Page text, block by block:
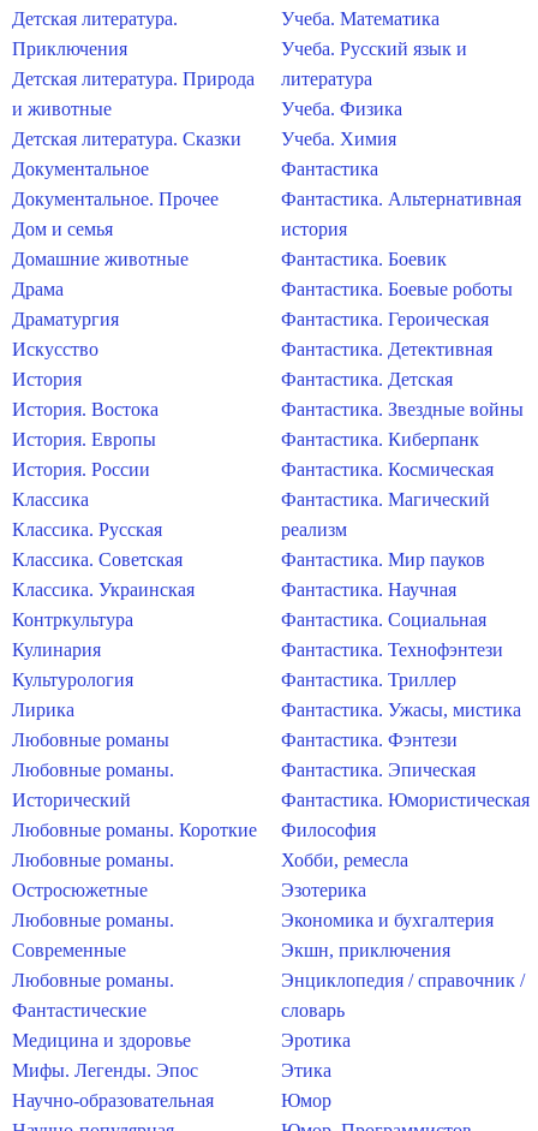
Детская литература.
Приключения
Детская литература. Природа
и животные
Детская литература. Сказки
Документальное
Документальное. Прочее
Дом и семья
Домашние животные
Драма
Драматургия
Искусство
История
История. Востока
История. Европы
История. России
Классика
Классика. Русская
Классика. Советская
Классика. Украинская
Контркультура
Кулинария
Культурология
Лирика
Любовные романы
Любовные романы.
Исторический
Любовные романы. Короткие
Любовные романы.
Остросюжетные
Любовные романы.
Современные
Любовные романы.
Фантастические
Медицина и здоровье
Мифы. Легенды. Эпос
Научно-образовательная
Учеба. Математика
Учеба. Русский язык и
литература
Учеба. Физика
Учеба. Химия
Фантастика
Фантастика. Альтернативная
история
Фантастика. Боевик
Фантастика. Боевые роботы
Фантастика. Героическая
Фантастика. Детективная
Фантастика. Детская
Фантастика. Звездные войны
Фантастика. Киберпанк
Фантастика. Космическая
Фантастика. Магический
реализм
Фантастика. Мир пауков
Фантастика. Научная
Фантастика. Социальная
Фантастика. Технофэнтези
Фантастика. Триллер
Фантастика. Ужасы, мистика
Фантастика. Фэнтези
Фантастика. Эпическая
Фантастика. Юмористическая
Философия
Хобби, ремесла
Эзотерика
Экономика и бухгалтерия
Экшн, приключения
Энциклопедия / справочник /
словарь
Эротика
Этика
Юмор